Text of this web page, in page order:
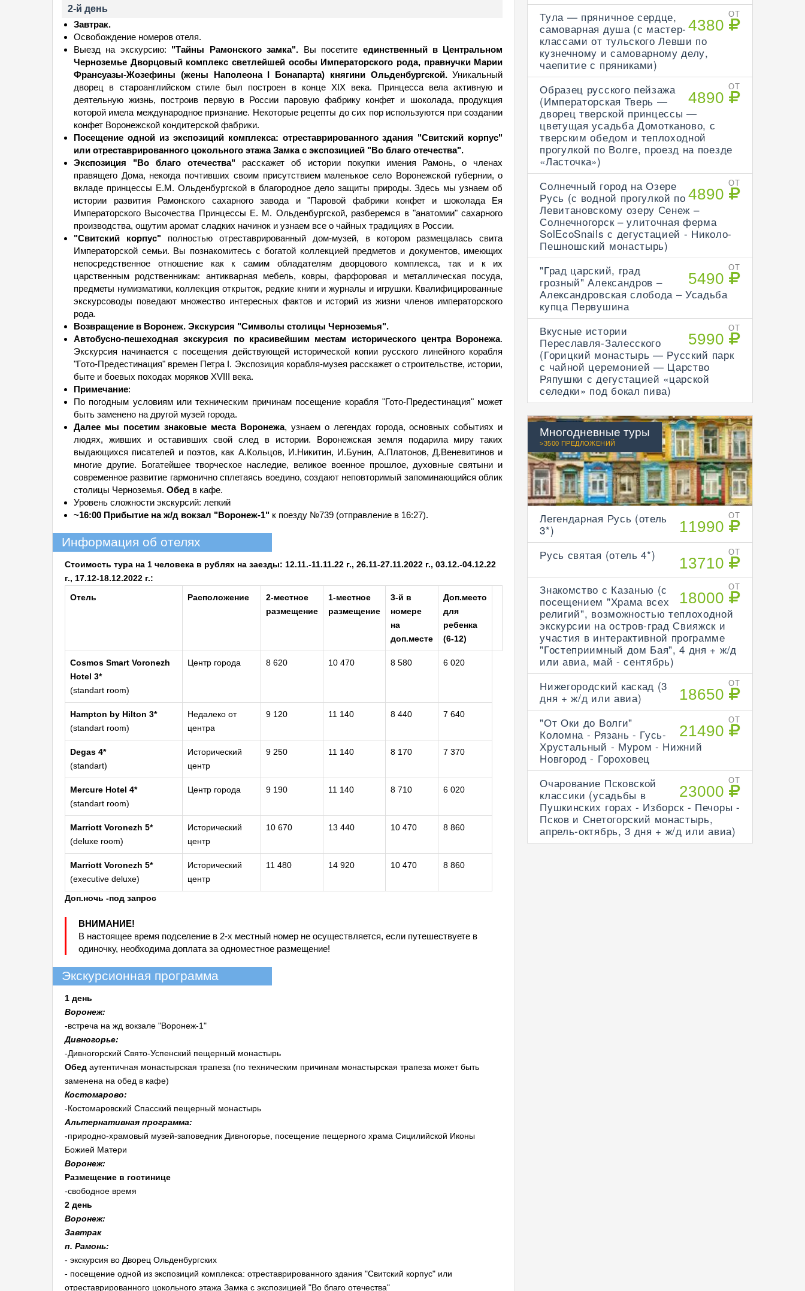
2-й день
Завтрак.
Освобождение номеров отеля.
Выезд на экскурсию: "Тайны Рамонского замка". Вы посетите единственный в Центральном
Черноземье Дворцовый комплекс светлейшей особы Императорского рода, правнучки Марии
Франсуазы-Жозефины (жены Наполеона I Бонапарта) княгини Ольденбургской.Уникальный
дворец в староанглийском стиле был построен в конце XIX века. Принцесса вела активную и
деятельную жизнь, построив первую в России паровую фабрику конфет и шоколада, продукция
которой имела международное признание. Некоторые рецепты до сих пор используются при создании
конфет Воронежской кондитерской фабрики.
Посещение одной из экспозиций комплекса: отреставрированного здания "Свитский корпус"
или отреставрированного цокольного этажа Замка с экспозицией "Во благо отечества".
Экспозиция "Во благо отечества"расскажет об истории покупки имения Рамонь, о членах
правящего Дома, некогда почтивших своим присутствием маленькое село Воронежской губернии, о
вкладе принцессы Е.М. Ольденбургской в благородное дело защиты природы. Здесь мы узнаем об
истории развития Рамонского сахарного завода и "Паровой фабрики конфет и шоколада Ея
Императорского Высочества Принцессы Е. М. Ольденбургской, разберемся в "анатомии" сахарного
производства, ощутим аромат сладких начинок и узнаем все о чайных традициях в России.
"Свитский корпус"полностью отреставрированный дом-музей, в котором размещалась свита
Императорской семьи. Вы познакомитесь с богатой коллекцией предметов и документов, имеющих
непосредственное отношение как к самим обладателям дворцового комплекса, так и к их
царственным родственникам: антикварная мебель, ковры, фарфоровая и металлическая посуда,
предметы нумизматики, коллекция открыток, редкие книги и журналы и игрушки. Квалифицированные
экскурсоводы поведают множество интересных фактов и историй из жизни членов императорского
рода.
Возвращение в Воронеж. Экскурсия "Символы столицы Черноземья".
Автобусно-пешеходная экскурсия по красивейшим местам исторического центра Воронежа.
Экскурсия начинается с посещения действующей исторической копии русского линейного корабля
"Гото-Предестинация" времен Петра I. Экспозиция корабля-музея расскажет о строительстве, истории,
быте и боевых походах моряков XVIII века.
Примечание:
По погодным условиям или техническим причинам посещение корабля "Гото-Предестинация" может
быть заменено на другой музей города.
Далее мы посетим знаковые места Воронежа, узнаем о легендах города, основных событиях и
людях, живших и оставивших свой след в истории. Воронежская земля подарила миру таких
выдающихся писателей и поэтов, как А.Кольцов, И.Никитин, И.Бунин, А.Платонов, Д.Веневитинов и
многие другие. Богатейшее творческое наследие, великое военное прошлое, духовные святыни и
современное развитие гармонично сплетаясь воедино, создают неповторимый запоминающийся облик
столицы Черноземья. Обед в кафе.
Уровень сложности экскурсий: легкий
~16:00 Прибытие на ж/д вокзал "Воронеж-1" к поезду №739 (отправление в 16:27).
Информация об отелях
Стоимость тура на 1 человека в рублях на заезды: 12.11.-11.11.22 г., 26.11-27.11.2022 г., 03.12.-04.12.22
г., 17.12-18.12.2022 г.:
Отель
Расположение
2-местное
размещение
1-местное
размещение
3-й в
номере
на
доп.месте
Доп.место
для
ребенка
(6-12)
Cosmos Smart Voronezh
Hotel 3*
(standart room)
Центр города 8 620 10 470 8 580 6 020
Hampton by Hilton 3*
(standart room)
Недалеко от
центра
9 120 11 140 8 440 7 640
Degas 4*
(standart)
Исторический
центр
9 250 11 140 8 170 7 370
Mercure Hotel 4*
(standart room)
Центр города 9 190 11 140 8 710 6 020
Marriott Voronezh 5*
(deluxe room)
Исторический
центр
10 670 13 440 10 470 8 860
Marriott Voronezh 5*
(executive deluxe)
Исторический
центр
11 480 14 920 10 470 8 860
Доп.ночь -под запрос
ВНИМАНИЕ!
В настоящее время подселение в 2-х местный номер не осуществляется, если путешествуете в
одиночку, необходима доплата за одноместное размещение!
Экскурсионная программа
1 день
Воронеж:
-встреча на жд вокзале "Воронеж-1"
Дивногорье:
-Дивногорский Свято-Успенский пещерный монастырь
Обед аутентичная монастырская трапеза (по техническим причинам монастырская трапеза может быть
заменена на обед в кафе)
Костомарово:
-Костомаровский Спасский пещерный монастырь
Альтернативная программа:
-природно-храмовый музей-заповедник Дивногорье, посещение пещерного храма Сицилийской Иконы
Божией Матери
Воронеж:
Размещение в гостинице
-свободное время
2 день
Воронеж:
Завтрак
п. Рамонь:
- экскурсия во Дворец Ольденбургских
- посещение одной из экспозиций комплекса: отреставрированного здания "Свитский корпус" или
отреставрированного цокольного этажа Замка с экспозицией "Во благо отечества"
ОТ
4380
Тула — пряничное сердце,
самоварная душа (с мастер-
классами от тульского Левши по
кузнечному и самоварному делу,
чаепитие с пряниками)
ОТ
4890
Образец русского пейзажа
(Императорская Тверь —
дворец тверской принцессы —
цветущая усадьба Домотканово, с
тверским обедом и теплоходной
прогулкой по Волге, проезд на поезде
«Ласточка»)
ОТ
4890
Солнечный город на Озере
Русь (с водной прогулкой по
Левитановскому озеру Сенеж –
Солнечногорск – улиточная ферма
SolEcoSnails с дегустацией - Николо-
Пешношский монастырь)
ОТ
5490
"Град царский, град
грозный" Александров –
Александровская слобода – Усадьба
купца Первушина
ОТ
5990
Вкусные истории
Переславля-Залесского
(Горицкий монастырь — Русский парк
с чайной церемонией — Царство
Ряпушки с дегустацией «царской
селедки» под бокал пива)
Многодневные туры
>3500 ПРЕДЛОЖЕНИЙ
ОТ
11990
Легендарная Русь (отель
3*)
ОТ
13710
Русь святая (отель 4*)
ОТ
18000
Знакомство с Казанью (с
посещением "Храма всех
религий", возможностью теплоходной
экскурсии на остров-град Свияжск и
участия в интерактивной программе
"Гостеприимный дом Бая", 4 дня + ж/д
или авиа, май - сентябрь)
ОТ
18650
Нижегородский каскад (3
дня + ж/д или авиа)
ОТ
21490
"От Оки до Волги"
Коломна - Рязань - Гусь-
Хрустальный - Муром - Нижний
Новгород - Гороховец
ОТ
23000
Очарование Псковской
классики (усадьбы в
Пушкинских горах - Изборск - Печоры -
Псков и Снетогорский монастырь,
апрель-октябрь, 3 дня + ж/д или авиа)